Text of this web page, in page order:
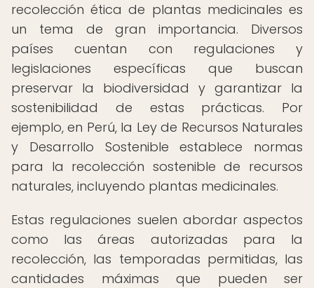
recolección ética de plantas medicinales es
un tema de gran importancia. Diversos
países cuentan con regulaciones y
legislaciones específicas que buscan
preservar la biodiversidad y garantizar la
sostenibilidad de estas prácticas. Por
ejemplo, en Perú, la Ley de Recursos Naturales
y Desarrollo Sostenible establece normas
para la recolección sostenible de recursos
naturales, incluyendo plantas medicinales.
Estas regulaciones suelen abordar aspectos
como las áreas autorizadas para la
recolección, las temporadas permitidas, las
cantidades máximas que pueden ser